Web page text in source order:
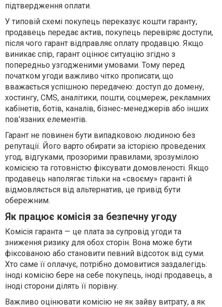
підтвердження оплати.
У типовій схемі покупець переказує кошти гаранту,
продавець передає актив, покупець перевіряє доступи,
після чого гарант відправляє оплату продавцю. Якщо
виникає спір, гарант оцінює ситуацію згідно з
попередньо узгодженими умовами. Тому перед
початком угоди важливо чітко прописати, що
вважається успішною передачею: доступ до домену,
хостингу, CMS, аналітики, пошти, соцмереж, рекламних
кабінетів, ботів, каналів, бізнес-менеджерів або інших
пов’язаних елементів.
Гарант не повинен бути випадковою людиною без
репутації. Його варто обирати за історією проведених
угод, відгуками, прозорими правилами, зрозумілою
комісією та готовністю фіксувати домовленості. Якщо
продавець наполягає тільки на «своєму» гаранті й
відмовляється від альтернатив, це привід бути
обережним.
Як працює комісія за безпечну угоду
Комісія гаранта — це плата за супровід угоди та
зниження ризику для обох сторін. Вона може бути
фіксованою або становити певний відсоток від суми.
Хто саме її оплачує, потрібно домовитися заздалегідь:
іноді комісію бере на себе покупець, іноді продавець, а
іноді сторони ділять її порівну.
Важливо оцінювати комісію не як зайву витрату, а як